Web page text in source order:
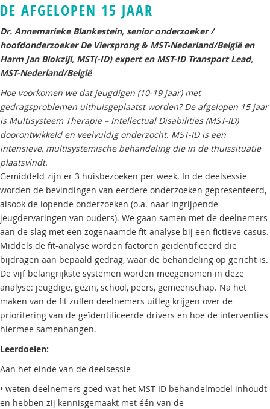
DE AFGELOPEN 15 JAAR
Dr. Annemarieke Blankestein, senior onderzoeker /
hoofdonderzoeker De Viersprong & MST-Nederland/België en
Harm Jan Blokzijl, MST(-ID) expert en MST-ID Transport Lead,
MST-Nederland/België
Hoe voorkomen we dat jeugdigen (10-19 jaar) met
gedragsproblemen uithuisgeplaatst worden? De afgelopen 15 jaar
is Multisysteem Therapie – Intellectual Disabilities (MST-ID)
doorontwikkeld en veelvuldig onderzocht. MST-ID is een
intensieve, multisystemische behandeling die in de thuissituatie
plaatsvindt.
Gemiddeld zijn er 3 huisbezoeken per week. In de deelsessie
worden de bevindingen van eerdere onderzoeken gepresenteerd,
alsook de lopende onderzoeken (o.a. naar ingrijpende
jeugdervaringen van ouders). We gaan samen met de deelnemers
aan de slag met een zogenaamde fit-analyse bij een fictieve casus.
Middels de fit-analyse worden factoren geïdentificeerd die
bijdragen aan bepaald gedrag, waar de behandeling op gericht is.
De vijf belangrijkste systemen worden meegenomen in deze
analyse: jeugdige, gezin, school, peers, gemeenschap. Na het
maken van de fit zullen deelnemers uitleg krijgen over de
prioritering van de geïdentificeerde drivers en hoe de interventies
hiermee samenhangen.
Leerdoelen:
Aan het einde van de deelsessie
• weten deelnemers goed wat het MST-ID behandelmodel inhoudt
en hebben zij kennisgemaakt met één van de